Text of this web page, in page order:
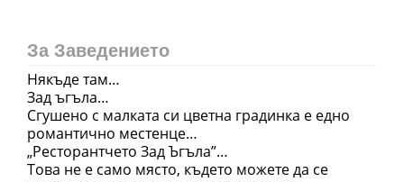
За Заведението
Някъде там…
Зад ъгъла…
Сгушено с малката си цветна градинка е едно
романтично местенце…
„Ресторантчето Зад Ъгъла”…
Това не е само място, където можете да се